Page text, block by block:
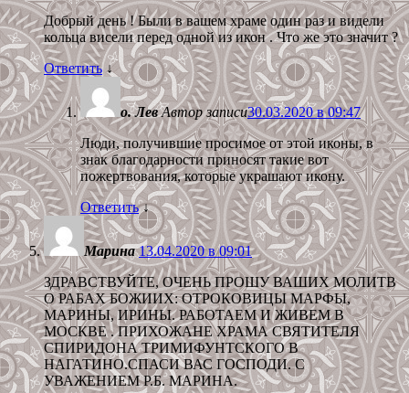
Добрый день ! Были в вашем храме один раз и видели
кольца висели перед одной из икон . Что же это значит ?
Ответить ↓
о. Лев Автор записи30.03.2020 в 09:47
Люди, получившие просимое от этой иконы, в
знак благодарности приносят такие вот
пожертвования, которые украшают икону.
Ответить ↓
Марина 13.04.2020 в 09:01
ЗДРАВСТВУЙТЕ, ОЧЕНЬ ПРОШУ ВАШИХ МОЛИТВ
О РАБАХ БОЖИИХ: ОТРОКОВИЦЫ МАРФЫ,
МАРИНЫ, ИРИНЫ. РАБОТАЕМ И ЖИВЕМ В
МОСКВЕ . ПРИХОЖАНЕ ХРАМА СВЯТИТЕЛЯ
СПИРИДОНА ТРИМИФУНТСКОГО В
НАГАТИНО.СПАСИ ВАС ГОСПОДИ. С
УВАЖЕНИЕМ Р.Б. МАРИНА.